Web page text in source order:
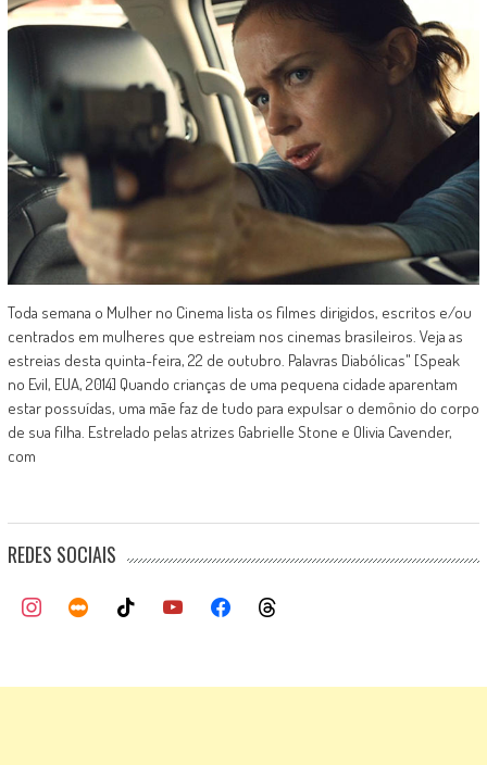
Toda semana o Mulher no Cinema lista os filmes dirigidos, escritos e/ou
centrados em mulheres que estreiam nos cinemas brasileiros. Veja as
estreias desta quinta-feira, 22 de outubro. Palavras Diabólicas" [Speak
no Evil, EUA, 2014] Quando crianças de uma pequena cidade aparentam
estar possuídas, uma mãe faz de tudo para expulsar o demônio do corpo
de sua filha. Estrelado pelas atrizes Gabrielle Stone e Olivia Cavender,
com
REDES SOCIAIS